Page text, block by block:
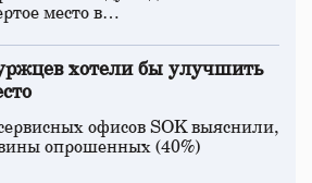
место в…
хотели бы улучшить
офисов SOK выяснили,
опрошенных (40%)